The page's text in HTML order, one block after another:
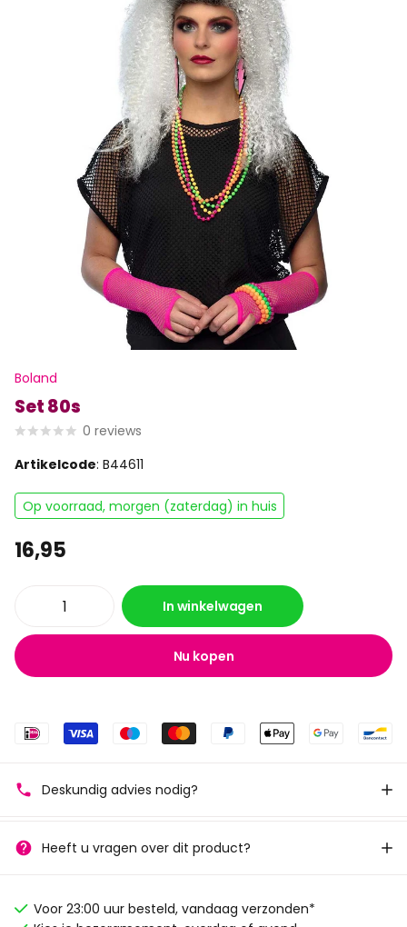
Boland
Set 80s
0 reviews
Artikelcode: B44611
Op voorraad, morgen (zaterdag) in huis
16,95
In winkelwagen
Nu kopen
Deskundig advies nodig?
Heeft u vragen over dit product?
Voor 23:00 uur besteld, vandaag verzonden*